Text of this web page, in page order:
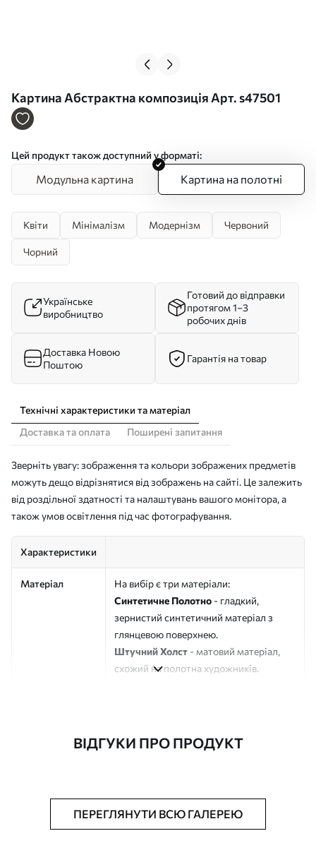
Картина Абстрактна композиція Арт. s47501
Цей продукт також доступний у форматі:
Модульна картина Картина на полотні
Квіти Мінімалізм Модернізм Червоний
Чорний
Українське
виробництво
Готовий до відправки
протягом 1–3
робочих днів
Доставка Новою
Поштою
Гарантія на товар
Технічні характеристики та матеріал
Доставка та оплата
Поширені запитання
Зверніть увагу: зображення та кольори зображених предметів
можуть дещо відрізнятися від зображень на сайті. Це залежить
від роздільної здатності та налаштувань вашого монітора, а
також умов освітлення під час фотографування.
Характеристики
Матеріал
На вибір є три матеріали:
Синтетичне Полотно - гладкий,
зернистий синтетичний матеріал з
глянцевою поверхнею.
Штучний Холст - матовий матеріал,
схожий на полотна художників.
Додатково Можна додати лакове покриття.
ВІДГУКИ ПРО ПРОДУКТ
ПЕРЕГЛЯНУТИ ВСЮ ГАЛЕРЕЮ